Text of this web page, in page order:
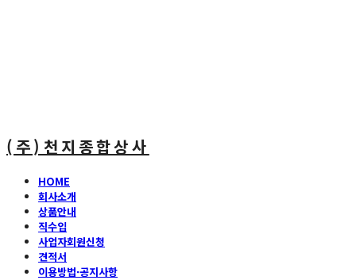
(주)천지종합상사
HOME
회사소개
상품안내
직수입
사업자회원신청
견적서
이용방법·공지사항